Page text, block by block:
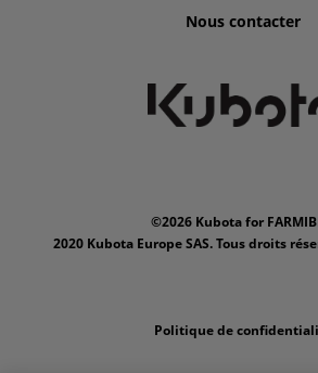
Nous contacter
©2026 Kubota for
2020 Kubota Europe SAS. Tous droits
Politique de